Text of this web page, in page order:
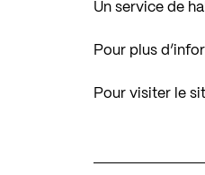
Un service de
Pour plus
Pour visiter le